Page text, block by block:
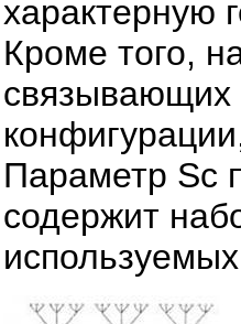
характерную
Кроме того,
связывающих
Параметр Sc
содержит